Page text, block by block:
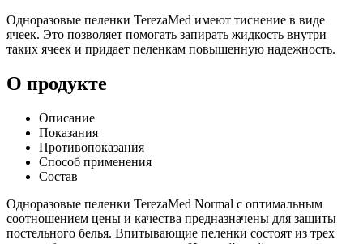
Одноразовые пеленки TerezaMed имеют тиснение в виде
ячеек. Это позволяет помогать запирать жидкость внутри
таких ячеек и придает пеленкам повышенную надежность.
О продукте
Описание
Показания
Противопоказания
Способ применения
Состав
Одноразовые пеленки TerezaMed Normal с оптимальным
соотношением цены и качества предназначены для защиты
постельного белья. Впитывающие пеленки состоят из трех